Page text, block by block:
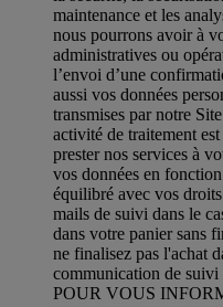
maintenance et les
nous pourrons avoir à
administratives ou
l’envoi d’une
aussi vos données
transmises par notre
activité de traitement
prester nos services à
vos données en
équilibré avec vos
mails de suivi dans le
dans votre panier sans
ne finalisez pas l'achat
communication de suivi
POUR VOUS